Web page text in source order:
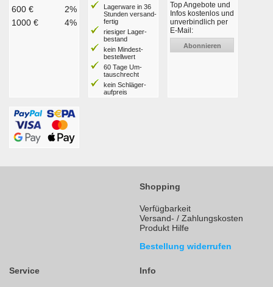
600 €
2%
1000 €
4%
Lagerware in 36
Stunden ver­sand­
fertig
riesiger Lager­
bestand
kein Mindest­
bestell­wert
60 Tage Um­
tausch­recht
kein Schläger­
aufpreis
Top Angebote und
Infos kostenlos und
unverbindlich per
E-Mail:
Abonnieren
Shopping
Verfügbarkeit
Versand- / Zahlungskosten
Produkt Hilfe
Bestellung widerrufen
Service Info